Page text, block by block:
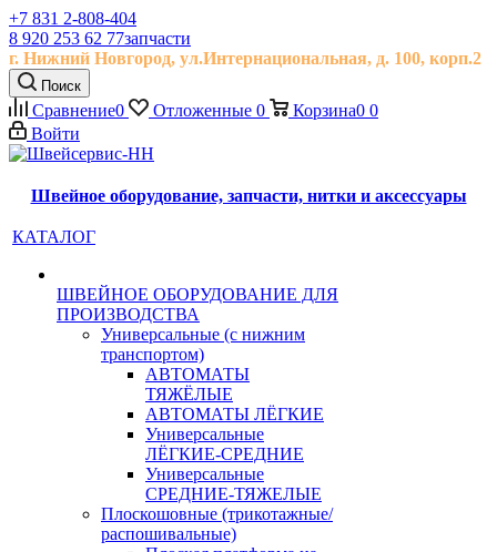
+7 831 2-808-404
8 920 253 62 77запчасти
г. Нижний Новгород, ул.Интернациональная, д. 100, корп.2
Поиск
Сравнение0 Отложенные 0 Корзина0 0
Войти
Швейное оборудование, запчасти, нитки и аксессуары
КАТАЛОГ
ШВЕЙНОЕ ОБОРУДОВАНИЕ ДЛЯ
ПРОИЗВОДСТВА
Универсальные (с нижним
транспортом)
АВТОМАТЫ
ТЯЖЁЛЫЕ
АВТОМАТЫ ЛЁГКИЕ
Универсальные
ЛЁГКИЕ-СРЕДНИЕ
Универсальные
СРЕДНИЕ-ТЯЖЕЛЫЕ
Плоскошовные (трикотажные/
распошивальные)